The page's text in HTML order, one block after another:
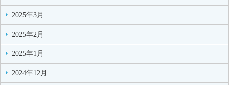
2025年3月
2025年2月
2025年1月
2024年12月